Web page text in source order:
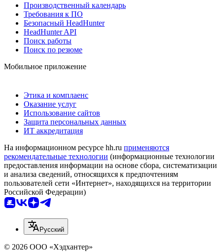
Производственный календарь
Требования к ПО
Безопасный HeadHunter
HeadHunter API
Поиск работы
Поиск по резюме
Мобильное приложение
Этика и комплаенс
Оказание услуг
Использование сайтов
Защита персональных данных
ИТ аккредитация
На информационном ресурсе hh.ru применяются
рекомендательные технологии (информационные технологии
предоставления информации на основе сбора, систематизации
и анализа сведений, относящихся к предпочтениям
пользователей сети «Интернет», находящихся на территории
Российской Федерации)
Русский
© 2026 ООО «Хэдхантер»